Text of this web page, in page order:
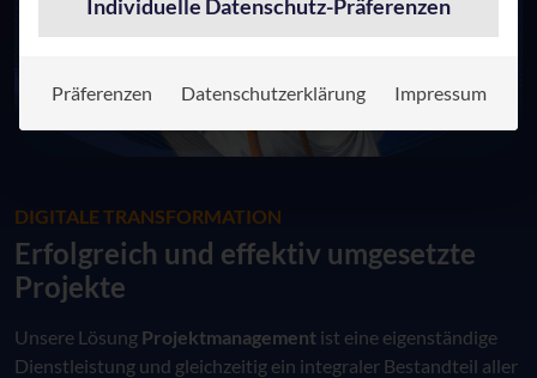
DIGITALE TRANSFORMATION
Erfolgreich und effektiv umgesetzte
Projekte
Unsere Lösung Projektmanagement ist eine eigenständige
Dienstleistung und gleichzeitig ein integraler Bestandteil aller
Individuelle Datenschutz-Präferenzen
Präferenzen Datenschutzerklärung Impressum